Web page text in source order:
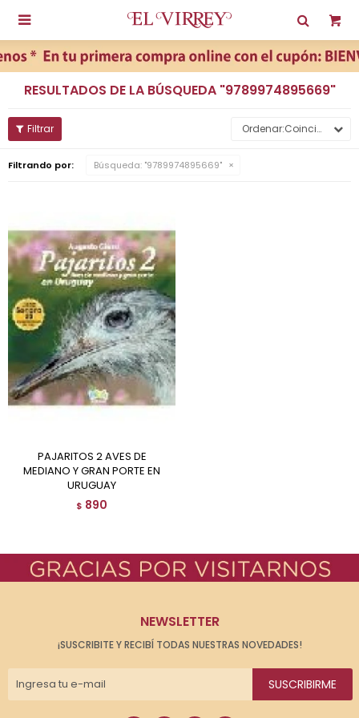

RESULTADOS DE LA BÚSQUEDA "9789974895669"
Coincidencia
Filtrando por: Búsqueda: "9789974895669"
PAJARITOS 2 AVES DE
MEDIANO Y GRAN PORTE EN
URUGUAY
$ 890
NEWSLETTER
¡SUSCRIBITE Y RECIBÍ TODAS NUESTRAS NOVEDADES!
SUSCRIBIRME